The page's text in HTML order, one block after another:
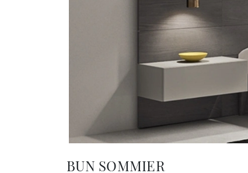
BUN SOMMIER